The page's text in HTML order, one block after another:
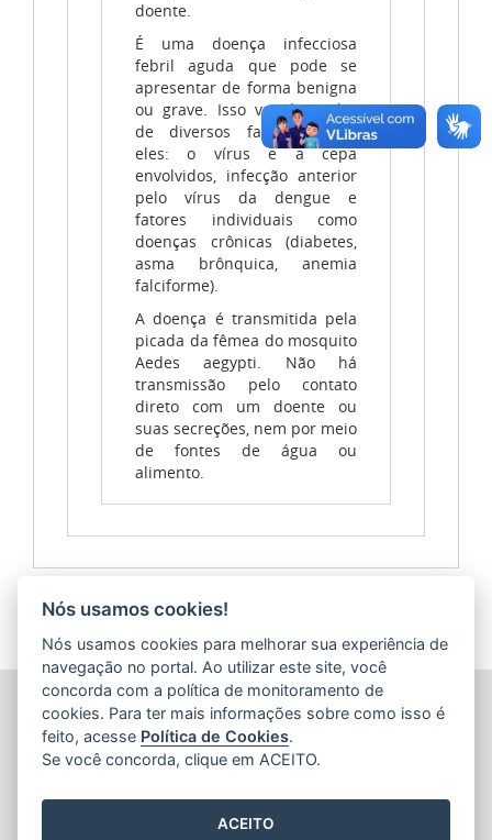
doente.
É uma doença infecciosa
febril aguda que pode se
apresentar de forma benigna
ou grave. Isso vai depender
de diversos fatores, entre
eles: o vírus e a cepa
envolvidos, infecção anterior
pelo vírus da dengue e
fatores individuais como
doenças crônicas (diabetes,
asma brônquica, anemia
falciforme).
A doença é transmitida pela
picada da fêmea do mosquito
Aedes aegypti. Não há
transmissão pelo contato
direto com um doente ou
suas secreções, nem por meio
de fontes de água ou
alimento.
SESA - SECRETARIA DE ESTADO DA SAÚDE (ARBOVIROSES)
Av. Marechal Mascarenhas de Moraes, nº 2025 - Bento
Ferreira
CEP: 29052-121 - Vitória / ES
Nós usamos cookies!
Nós usamos cookies para melhorar sua experiência de
navegação no portal. Ao utilizar este site, você
concorda com a política de monitoramento de
cookies. Para ter mais informações sobre como isso é
feito, acesse Política de Cookies.
Se você concorda, clique em ACEITO.
ACEITO